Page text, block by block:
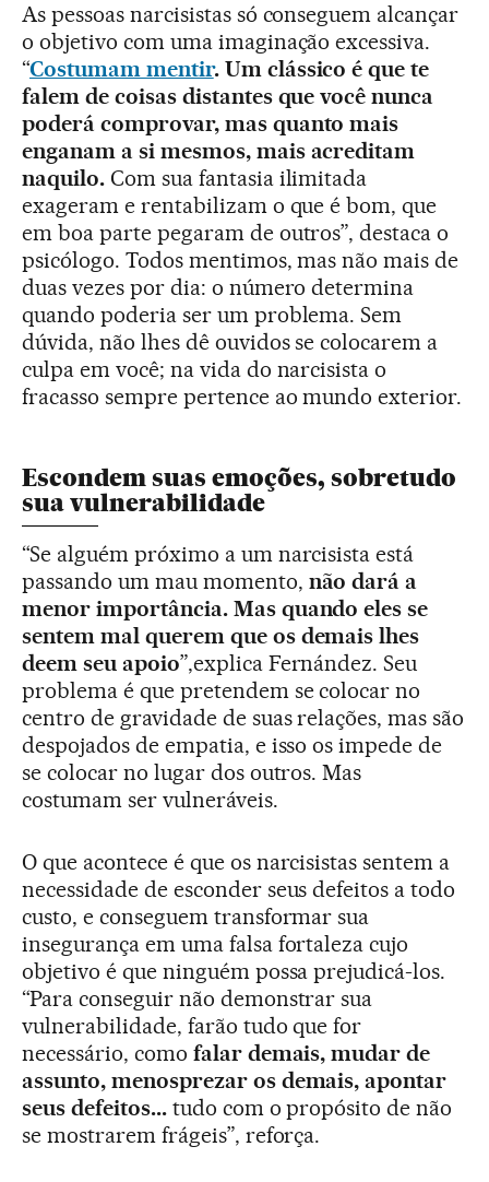
As pessoas narcisistas só conseguem alcançar
o objetivo com uma imaginação excessiva.
“Costumam mentir. Um clássico é que te
falem de coisas distantes que você nunca
poderá comprovar, mas quanto mais
enganam a si mesmos, mais acreditam
naquilo. Com sua fantasia ilimitada
exageram e rentabilizam o que é bom, que
em boa parte pegaram de outros”, destaca o
psicólogo. Todos mentimos, mas não mais de
duas vezes por dia: o número determina
quando poderia ser um problema. Sem
dúvida, não lhes dê ouvidos se colocarem a
culpa em você; na vida do narcisista o
fracasso sempre pertence ao mundo exterior.
Escondem suas emoções, sobretudo
sua vulnerabilidade
“Se alguém próximo a um narcisista está
passando um mau momento, não dará a
menor importância. Mas quando eles se
sentem mal querem que os demais lhes
deem seu apoio”,explica Fernández. Seu
problema é que pretendem se colocar no
centro de gravidade de suas relações, mas são
despojados de empatia, e isso os impede de
se colocar no lugar dos outros. Mas
costumam ser vulneráveis.
O que acontece é que os narcisistas sentem a
necessidade de esconder seus defeitos a todo
custo, e conseguem transformar sua
insegurança em uma falsa fortaleza cujo
objetivo é que ninguém possa prejudicá-los.
“Para conseguir não demonstrar sua
vulnerabilidade, farão tudo que for
necessário, como falar demais, mudar de
assunto, menosprezar os demais, apontar
seus defeitos... tudo com o propósito de não
se mostrarem frágeis”, reforça.